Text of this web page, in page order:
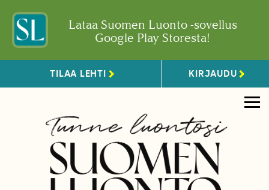
Lataa Suomen Luonto -sovellus
Google Play Storesta!
TILAA LEHTI KIRJAUDU